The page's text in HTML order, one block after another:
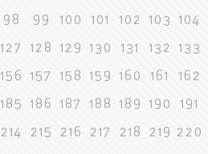
98 99 100 101 102 103 104
127 128 129 130 131 132 133
156 157 158 159 160 161 162
185 186 187 188 189 190 191
214 215 216 217 218 219 220